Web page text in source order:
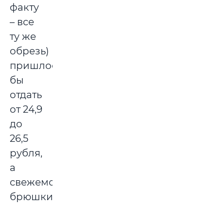
факту
– все
ту же
обрезь)
пришлось
бы
отдать
от 24,9
до
26,5
рубля,
а
свежемороженые
брюшки